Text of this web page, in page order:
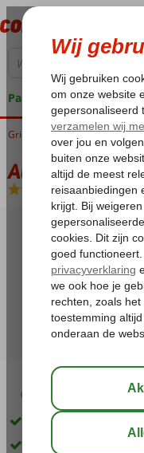
Pakketgarantie
Home
Griekenland Kos Kos-Stad
Alexandra City
Logies-Hotel
03:45 aug 32°C
Sfeervol hotel
Dicht bij het Psaldi strand